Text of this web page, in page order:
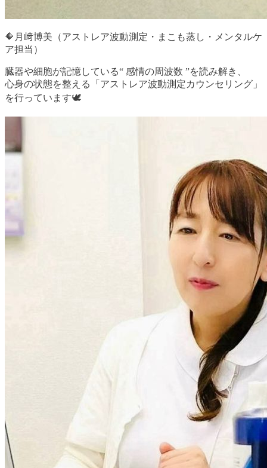
🔶月﨑博美（アストレア波動測定・まこも蒸し・メンタルケ
ア担当）
臓器や細胞が記憶している“ 感情の周波数 ”を読み解き、
心身の状態を整える「アストレア波動測定カウンセリング」
を行っています🕊️